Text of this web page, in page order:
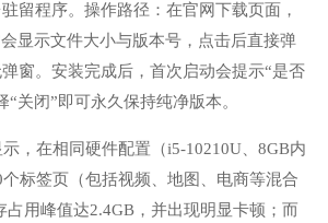
留程序。操作路径：在官网下载页面，
显示文件大小与版本号，点击后直接弹
窗。安装完成后，首次启动会提示“是否
“关闭”即可永久保持纯净版本。
示，在相同硬件配置（i5-10210U、8GB内
标签页（包括视频、地图、电商等混合
占用峰值达2.4GB，并出现明显卡顿；而